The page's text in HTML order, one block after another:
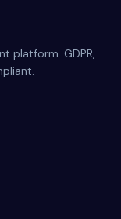
platform. GDPR,